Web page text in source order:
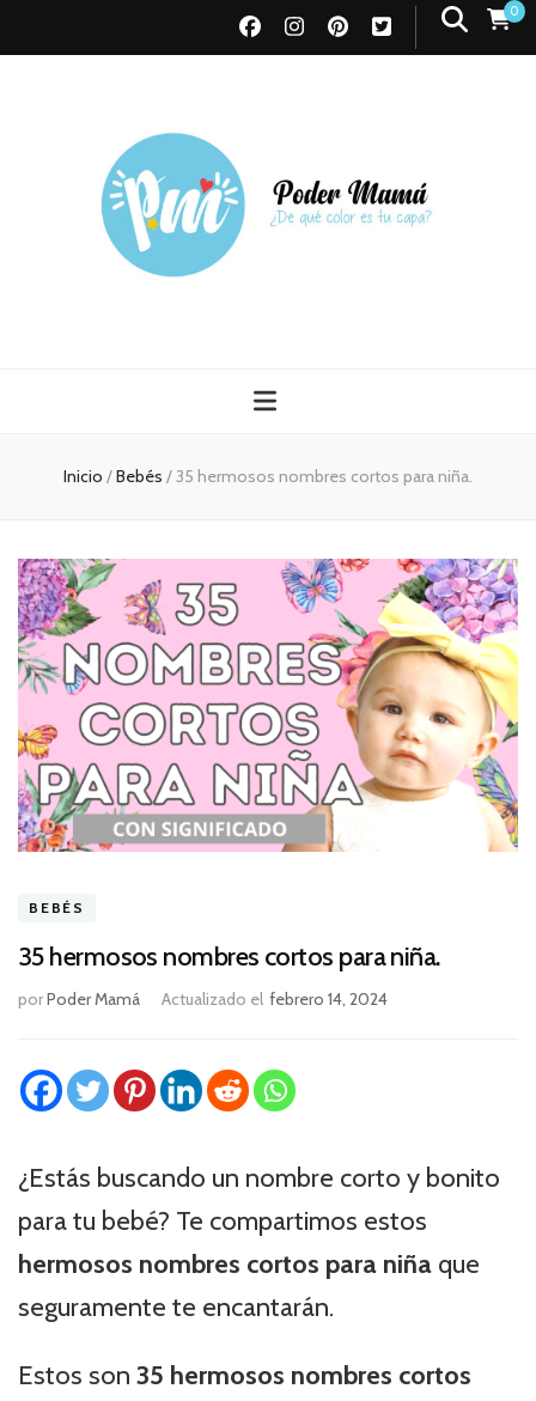
0
Inicio /Bebés /35 hermosos nombres cortos para niña.
BEBÉS
35 hermosos nombres cortos para niña.
porPoder Mamá Actualizado el febrero 14, 2024
¿Estás buscando un nombre corto y bonito
para tu bebé? Te compartimos estos
hermosos nombres cortos para niña que
seguramente te encantarán.
Estos son 35 hermosos nombres cortos